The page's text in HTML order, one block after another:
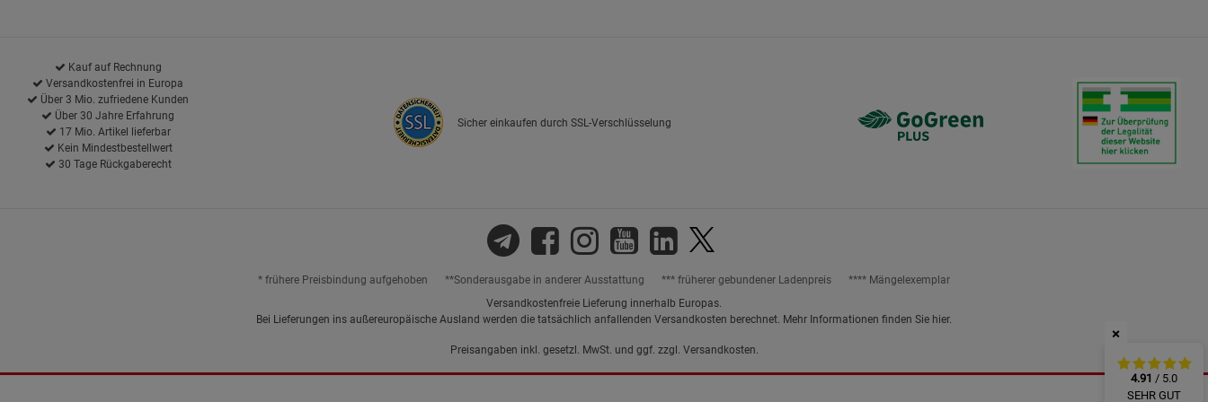
×
4.91 / 5.0
SEHR GUT
Kauf auf Rechnung
Versandkostenfrei in Europa
Über 3 Mio. zufriedene Kunden
Über 30 Jahre Erfahrung
17 Mio. Artikel lieferbar
Kein Mindestbestellwert
30 Tage Rückgaberecht
Sicher einkaufen durch SSL-Verschlüsselung
* frühere Preisbindung aufgehoben **Sonderausgabe in anderer Ausstattung *** früherer gebundener Ladenpreis
**** Mängelexemplar
Versandkostenfreie Lieferung innerhalb Europas.
Bei Lieferungen ins außereuropäische Ausland werden die tatsächlich anfallenden Versandkosten berechnet. Mehr Informationen finden Sie hier.
Preisangaben inkl. gesetzl. MwSt. und ggf. zzgl. Versandkosten.